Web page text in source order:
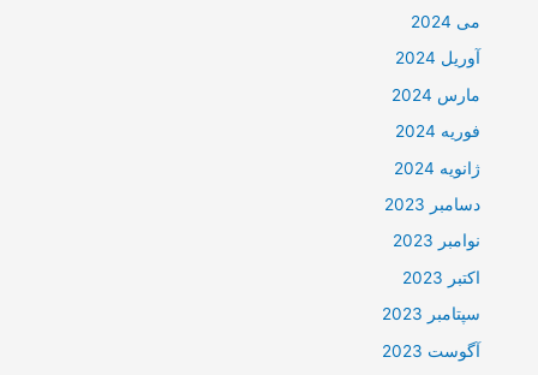
می 2024
آوریل 2024
مارس 2024
فوریه 2024
ژانویه 2024
دسامبر 2023
نوامبر 2023
اکتبر 2023
سپتامبر 2023
آگوست 2023